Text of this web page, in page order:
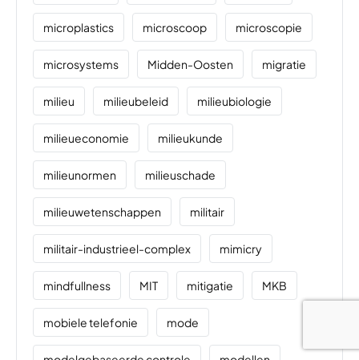
microplastics microscoop microscopie
microsystems Midden-Oosten migratie
milieu milieubeleid milieubiologie
milieueconomie milieukunde
milieunormen milieuschade
milieuwetenschappen militair
militair-industrieel-complex mimicry
mindfullness MIT mitigatie MKB
mobiele telefonie mode